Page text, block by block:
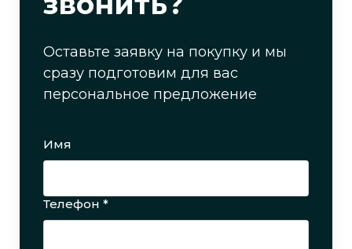
Оставьте заявку на покупку и мы
сразу подготовим для вас
персональное предложение
Имя
Телефон *